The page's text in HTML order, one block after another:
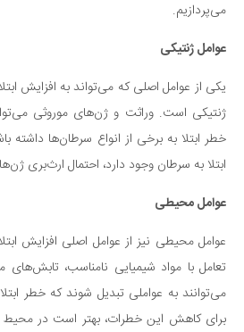
کودک و مادر
ورزش و تندرستی
مراکز پزشکی و دارویی
فرهنگ و هنر
سینما و تئاتر
تلویزیون
چهره‌ها
عکاسی و هنرهای تجسمی
کتاب و کتاب‌خوانی
می‌پردازیم.
عوامل ژنتیکی
یکی از عوامل اصلی که می‌تواند به افزایش
ژنتیکی است. وراثت و ژن‌های موروثی
خطر ابتلا به برخی از انواع سرطان‌ها داشته
ابتلا به سر‌طان وجود دارد، احتمال ارث‌بری
عوامل محیطی
عوامل محیطی نیز از عوامل اصلی افزایش
تعامل با مواد شیمیایی نامناسب،
می‌توانند به عواملی تبدیل شوند که خطر
برای کاهش این خطرات، بهتر است در